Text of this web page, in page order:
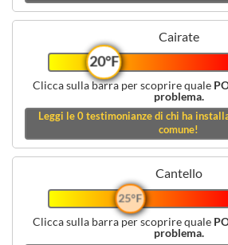
Cairate
20°F
Clicca sulla barra per scoprire quale
problema.
Leggi le0testimonianze di chi ha
comune!
Cantello
25°F
Clicca sulla barra per scoprire quale
problema.